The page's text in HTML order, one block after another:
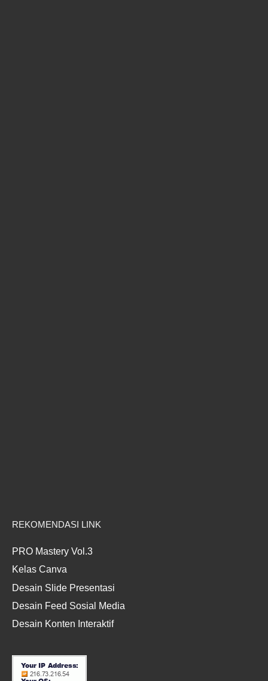
REKOMENDASI LINK
PRO Mastery Vol.3
Kelas Canva
Desain Slide Presentasi
Desain Feed Sosial Media
Desain Konten Interaktif